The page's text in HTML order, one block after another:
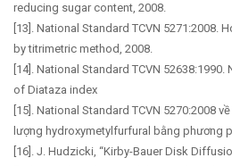
reducing sugar content, 2008.
[13]. National Standard TCVN 5271:2008.
by titrimetric method, 2008.
[14]. National Standard TCVN
of Diataza index
[15]. National Standard TCVN 5270:2008
lượng hydroxymetylfurfural bằng phương
[16]. J. Hudzicki, “Kirby-Bauer Disk